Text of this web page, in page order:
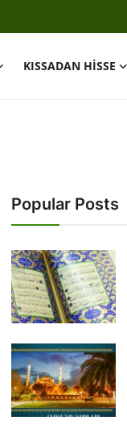
KISSADAN HİSSE
Popular Posts